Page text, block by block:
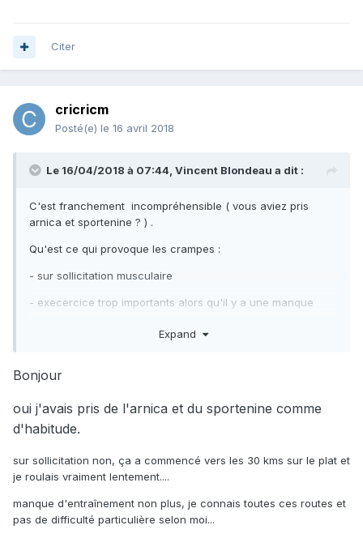
Citer
cricricm
Posté(e) le 16 avril 2018
Le 16/04/2018 à 07:44, Vincent Blondeau a dit :
C'est franchement incompréhensible ( vous aviez pris
arnica et sportenine ? ) .
Qu'est ce qui provoque les crampes :
- sur sollicitation musculaire
- execercice trop importants alors qu'il y a une manque
musculaire .
Bref je pense que c'est peut etre plus un neurologue qu'il
La hauteur de selle trop basse donnerait une hyperflexion
L'utilisation de plteau rotor permettrait de diminuer l'effort
Expand
Bonjour
oui j'avais pris de l'arnica et du sportenine comme
d'habitude.
sur sollicitation non, ça a commencé vers les 30 kms sur le plat et
je roulais vraiment lentement....
manque d'entraînement non plus, je connais toutes ces routes et
pas de difficulté particulière selon moi...